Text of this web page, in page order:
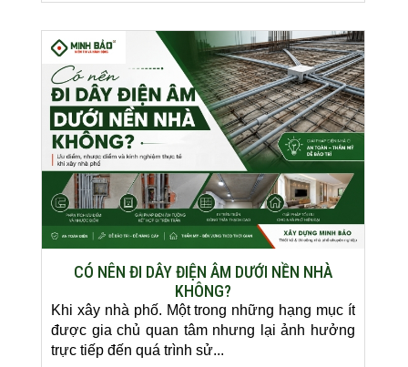
CÓ NÊN ĐI DÂY ĐIỆN ÂM DƯỚI NỀN NHÀ
KHÔNG?
Khi xây nhà phố. Một trong những hạng mục ít
được gia chủ quan tâm nhưng lại ảnh hưởng
trực tiếp đến quá trình sử...